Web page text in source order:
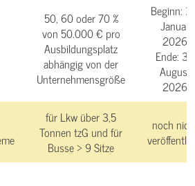
50, 60 oder 70 %
von 50.000 € pro
Ausbildungsplatz
abhängig von der
Unternehmensgröße
Beginn:
Januar
2026
Ende:31.
August
2026
für Lkw über 3,5
Tonnen tzG und für
Busse > 9 Sitze
noch